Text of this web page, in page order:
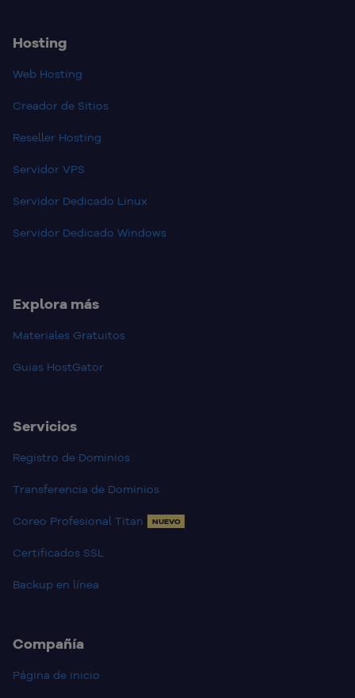
Hosting
Web Hosting
Creador de Sitios
Reseller Hosting
Servidor VPS
Servidor Dedicado Linux
Servidor Dedicado Windows
Explora más
Materiales Gratuitos
Guias HostGator
Servicios
Registro de Dominios
Transferencia de Dominios
Coreo Profesional Titan NUEVO
Certificados SSL
Backup en línea
Compañía
Página de inicio